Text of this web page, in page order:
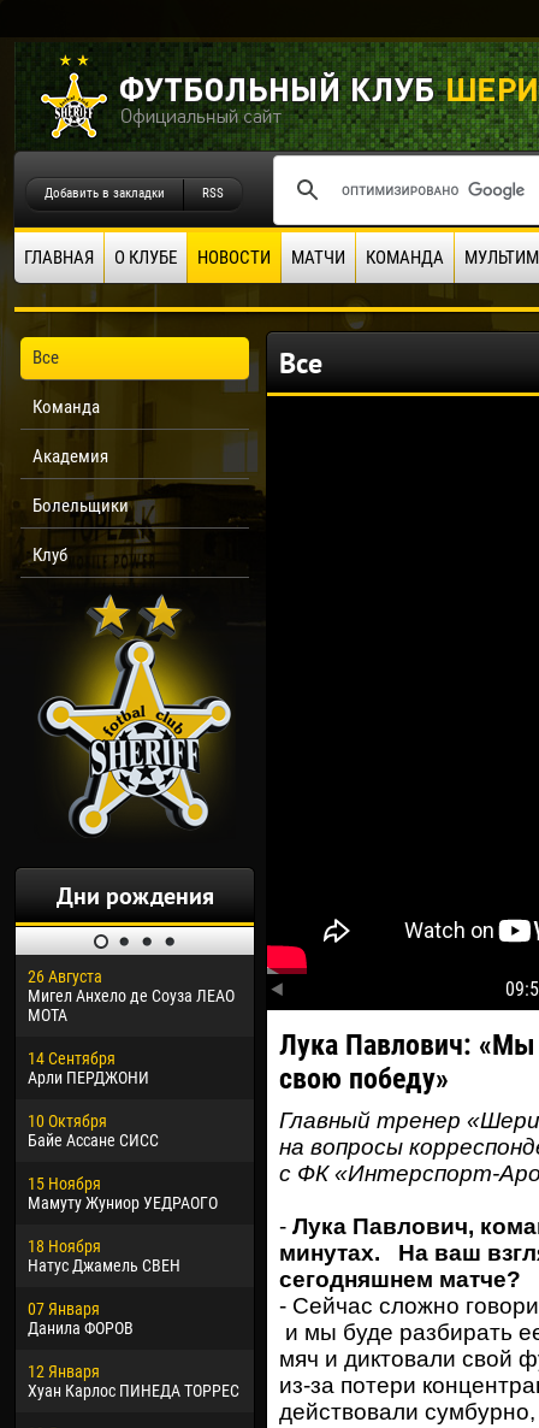
Добавить в закладки RSS
ГЛАВНАЯ О КЛУБЕ НОВОСТИ МАТЧИ КОМАНДА
Все
Команда
Академия
Болельщики
Клуб
Дни рождения
26 Августа
Мигел Анхело де Соуза ЛЕАО
МОТА
14 Сентября
Арли ПЕРДЖОНИ
10 Октября
Байе Ассане СИСС
15 Ноября
Мамуту Жуниор УЕДРАОГО
18 Ноября
Натус Джамель СВЕН
07 Января
Данила ФОРОВ
12 Января
Хуан Карлос ПИНЕДА ТОРРЕС
30 Января
Дорасо Морео КЛАС
24 Февраля
Владислав КОСТИН
Вячеслав КОЗМА
09 Марта
Эммануэль АФЕТСЕ
20 Марта
Хайдер Морено АСПРИЛЬЯ
22 Марта
Самба КОНЕ
26 Марта
Витор Уго Морайс де
ОЛИВЕЙРА
13
15
24
28
10
15
Все
Лука Павлович: «Мы
свою победу»
Главный тренер
на вопросы
с ФК «Интерспорт-
- Лука Павлович,
минутах. На ваш
сегодняшнем матче?
- Сейчас сложно
и мы буде разбирать
мяч и диктовали свой
из-за потери
действовали